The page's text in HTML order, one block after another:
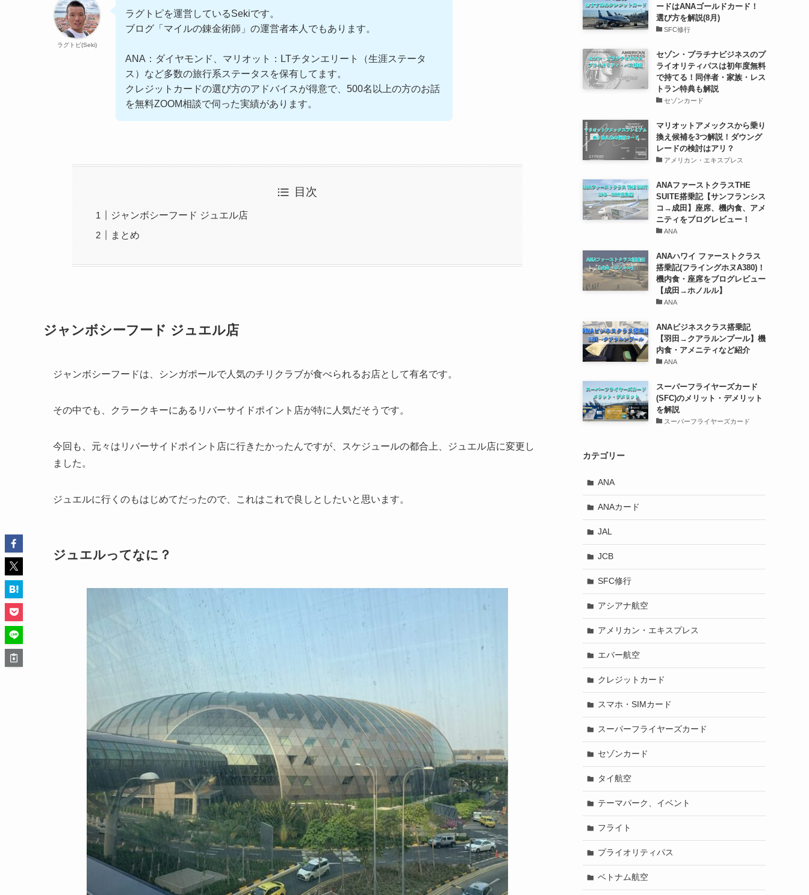
ラグトピ(Seki)
ラグトピを運営しているSekiです。
ブログ「マイルの錬金術師」の運営者本人でもあります。
ANA：ダイヤモンド、マリオット：LTチタンエリート（生涯ステータ
ス）など多数の旅行系ステータスを保有してます。
クレジットカードの選び方のアドバイスが得意で、500名以上の方のお話
を無料ZOOM相談で伺った実績があります。
目次
ジャンボシーフード ジュエル店
まとめ
ジャンボシーフード ジュエル店
ジャンボシーフードは、シンガポールで人気のチリクラブが食べられるお店として有名です。
その中でも、クラークキーにあるリバーサイドポイント店が特に人気だそうです。
今回も、元々はリバーサイドポイント店に行きたかったんですが、スケジュールの都合上、ジュエル店に変更し
ました。
ジュエルに行くのもはじめてだったので、これはこれで良しとしたいと思います。
ジュエルってなに？
ードはANAゴールドカード！
選び方を解説(8月)
SFC修行
セゾン・プラチナビジネスのプ
ライオリティパスは初年度無料
で持てる！同伴者・家族・レス
トラン特典も解説
セゾンカード
マリオットアメックスから乗り
換え候補を3つ解説！ダウング
レードの検討はアリ？
アメリカン・エキスプレス
ANAファーストクラスTHE
SUITE搭乗記【サンフランシス
コ→成田】座席、機内食、アメ
ニティをブログレビュー！
ANA
ANAハワイ ファーストクラス
搭乗記(フライングホヌA380)！
機内食・座席をブログレビュー
【成田→ホノルル】
ANA
ANAビジネスクラス搭乗記
【羽田→クアラルンプール】機
内食・アメニティなど紹介
ANA
スーパーフライヤーズカード
(SFC)のメリット・デメリット
を解説
スーパーフライヤーズカード
カテゴリー
ANA
ANAカード
JAL
JCB
SFC修行
アシアナ航空
アメリカン・エキスプレス
エバー航空
クレジットカード
スマホ・SIMカード
スーパーフライヤーズカード
セゾンカード
タイ航空
テーマパーク、イベント
フライト
プライオリティパス
ベトナム航空